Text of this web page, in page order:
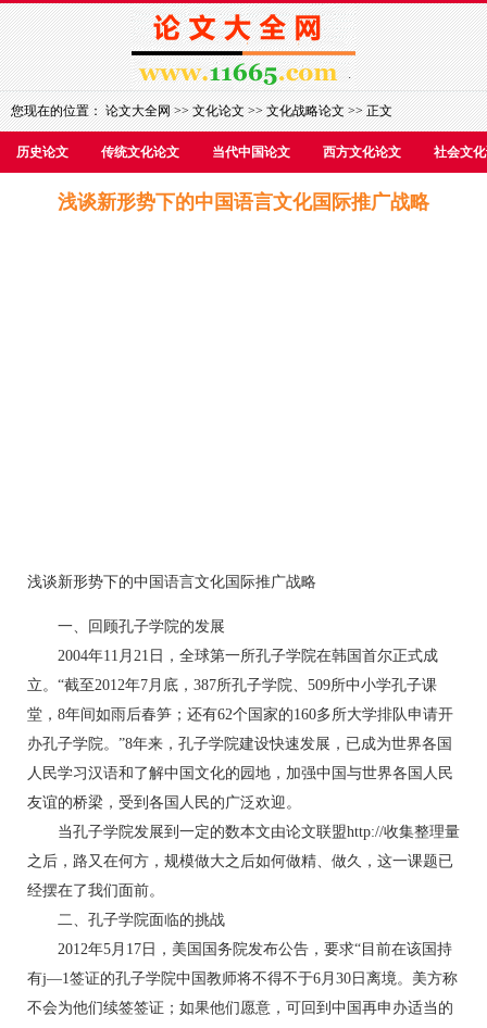
您现在的位置：论文大全网>>文化论文>>文化战略论文>> 正文
历史论文 传统文化论文 当代中国论文 西方文化论文 社会文
浅谈新形势下的中国语言文化国际推广战略
浅谈新形势下的中国语言文化国际推广战略
一、回顾孔子学院的发展
2004年11月21日，全球第一所孔子学院在韩国首尔正式成
立。“截至2012年7月底，387所孔子学院、509所中小学孔子课
堂，8年间如雨后春笋；还有62个国家的160多所大学排队申请开
办孔子学院。”8年来，孔子学院建设快速发展，已成为世界各国
人民学习汉语和了解中国文化的园地，加强中国与世界各国人民
友谊的桥梁，受到各国人民的广泛欢迎。
当孔子学院发展到一定的数本文由论文联盟http://收集整理量
之后，路又在何方，规模做大之后如何做精、做久，这一课题已
经摆在了我们面前。
二、孔子学院面临的挑战
2012年5月17日，美国国务院发布公告，要求“目前在该国持
有j—1签证的孔子学院中国教师将不得不于6月30日离境。美方称
不会为他们续签签证；如果他们愿意，可回到中国再申办适当的